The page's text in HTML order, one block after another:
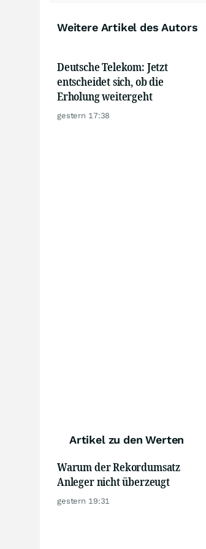
Weitere Artikel des Autors
Deutsche Telekom: Jetzt
entscheidet sich, ob die
Erholung weitergeht
gestern 17:38
Artikel zu den Werten
Warum der Rekordumsatz
Anleger nicht überzeugt
gestern 19:31